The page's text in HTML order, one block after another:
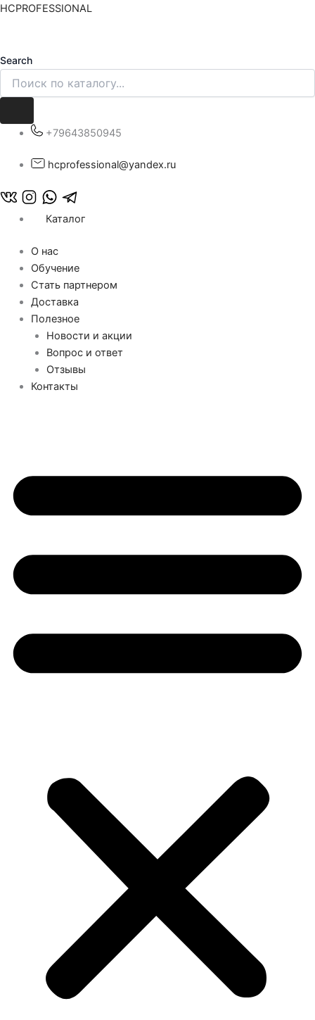
Перейти
HCPROFESSIONAL
Search
+79643850945
hcprofessional@yandex.ru
Каталог
О нас
Обучение
Стать партнером
Доставка
Полезное
Новости и акции
Вопрос и ответ
Отзывы
Контакты